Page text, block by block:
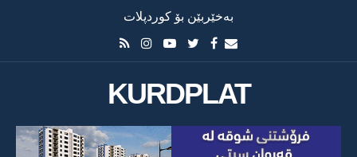
بەخێربێن بۆ کوردپلات
KURDPLAT